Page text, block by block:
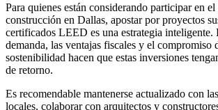
Para quienes están considerando participar en
construcción en Dallas, apostar por proyectos
certificados LEED es una estrategia inteligente.
demanda, las ventajas fiscales y el compromiso
sostenibilidad hacen que estas inversiones
de retorno.
Es recomendable mantenerse actualizado con
locales, colaborar con arquitectos y